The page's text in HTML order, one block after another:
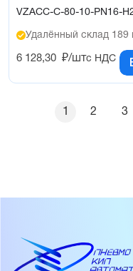
VZACC-C-80-10-PN16-
Удалённый склад 189
6 128,30 ₽/штс НДС
1 2 3